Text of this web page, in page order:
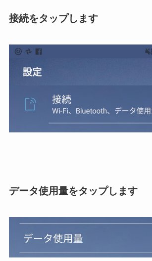
接続をタップします
データ使用量をタップします